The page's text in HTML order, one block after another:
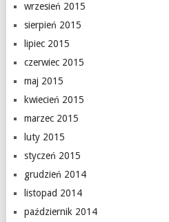
wrzesień 2015
sierpień 2015
lipiec 2015
czerwiec 2015
maj 2015
kwiecień 2015
marzec 2015
luty 2015
styczeń 2015
grudzień 2014
listopad 2014
październik 2014